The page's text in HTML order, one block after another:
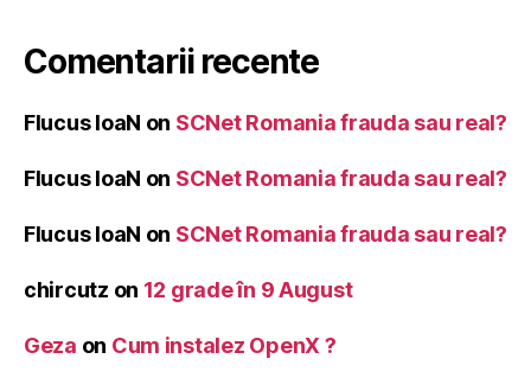
Comentarii recente
Flucus IoaN on SCNet Romania frauda sau real?
Flucus IoaN on SCNet Romania frauda sau real?
Flucus IoaN on SCNet Romania frauda sau real?
chircutz on 12 grade în 9 August
Geza on Cum instalez OpenX ?